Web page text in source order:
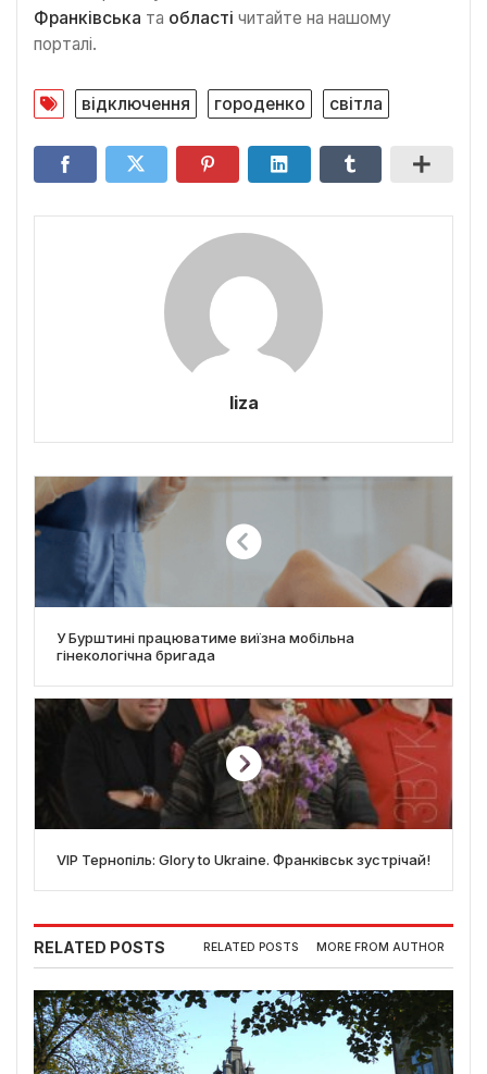
Франківська та області читайте на нашому
порталі.
відключення городенко світла
liza
У Бурштині працюватиме виїзна мобільна
гінекологічна бригада
VIP Тернопіль: Glory to Ukraine. Франківськ зустрічай!
RELATED POSTS RELATED POSTS MORE FROM AUTHOR